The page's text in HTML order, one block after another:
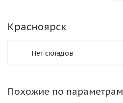
Красноярск
Нет складов
Похожие по параметрам